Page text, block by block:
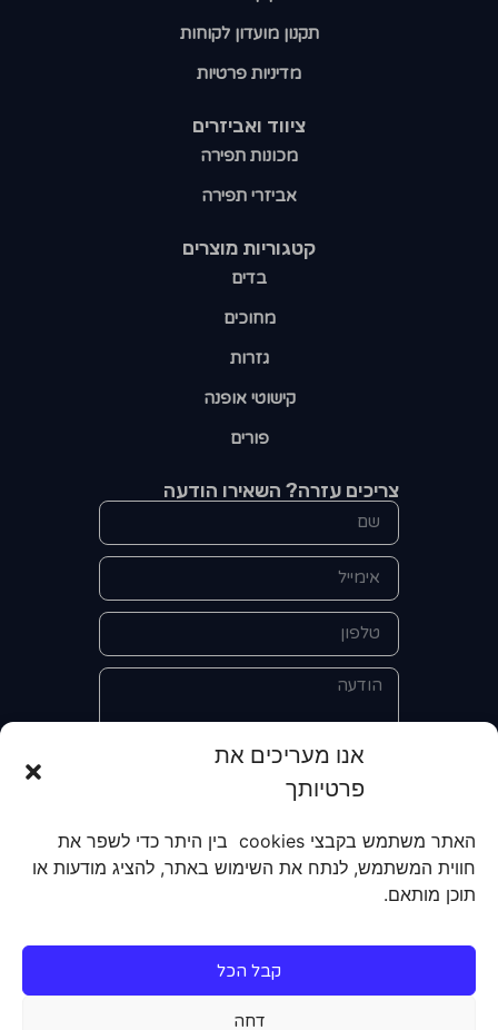
אנו מעריכים את
פרטיותך
האתר משתמש בקבצי cookies בין היתר כדי לשפר את
חווית המשתמש, לנתח את השימוש באתר, להציג מודעות או
תוכן מותאם.
קבל הכל
דחה
קטגוריות מוצרים​
בדים
מחוכים
גזרות
קישוטי אופנה
פורים
ציווד ואביזרים
מכונות תפירה
אביזרי תפירה
תקנון מועדון לקוחות
מדיניות פרטיות
צריכים עזרה? השאירו הודעה
אני מאשר/ת את מסירת הפרטים
קבלת מידע על מוצרים, שירותים, מועדון
לקוחות. אני מודע/ת שאוכל לבטל את
הרישום שלי בכל עת ושעל מסירת הפרטים